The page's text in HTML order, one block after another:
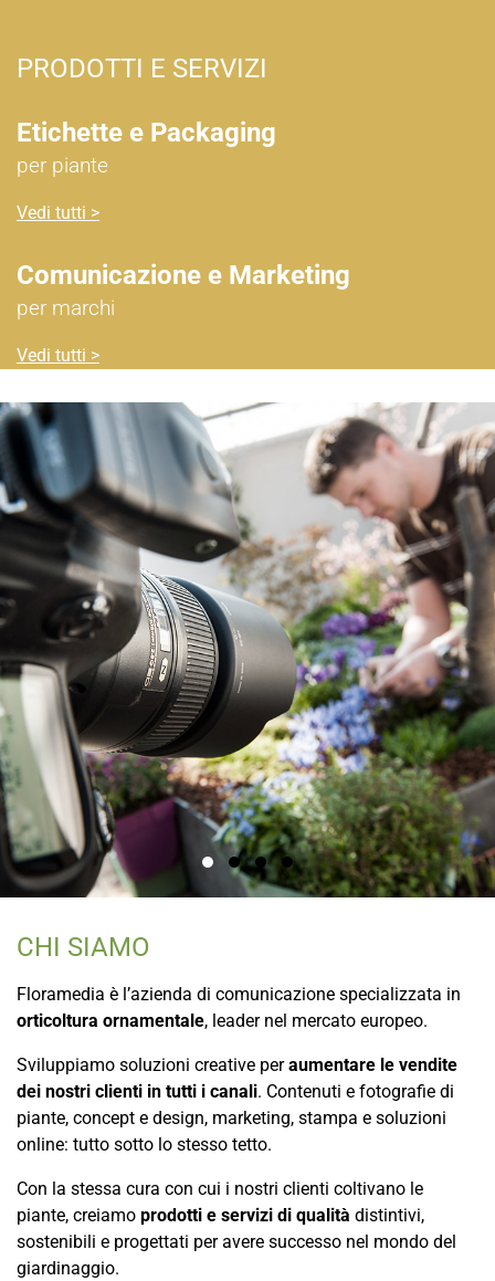
PRODOTTI E SERVIZI
Etichette e Packaging
per piante
Vedi tutti >
Comunicazione e Marketing
per marchi
Vedi tutti >
CHI SIAMO
Floramedia è l’azienda di comunicazione specializzata in
orticoltura ornamentale, leader nel mercato europeo.
Sviluppiamo soluzioni creative peraumentare le vendite
dei nostri clienti in tutti i canali. Contenuti e fotografie di
piante, concept e design, marketing, stampa e soluzioni
online: tutto sotto lo stesso tetto.
Con la stessa cura con cui i nostri clienti coltivano le
piante, creiamo prodotti e servizi di qualità distintivi,
sostenibili e progettati per avere successo nel mondo del
giardinaggio.